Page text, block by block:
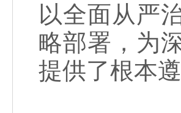
以全面从严
略部署，为
提供了根本遵